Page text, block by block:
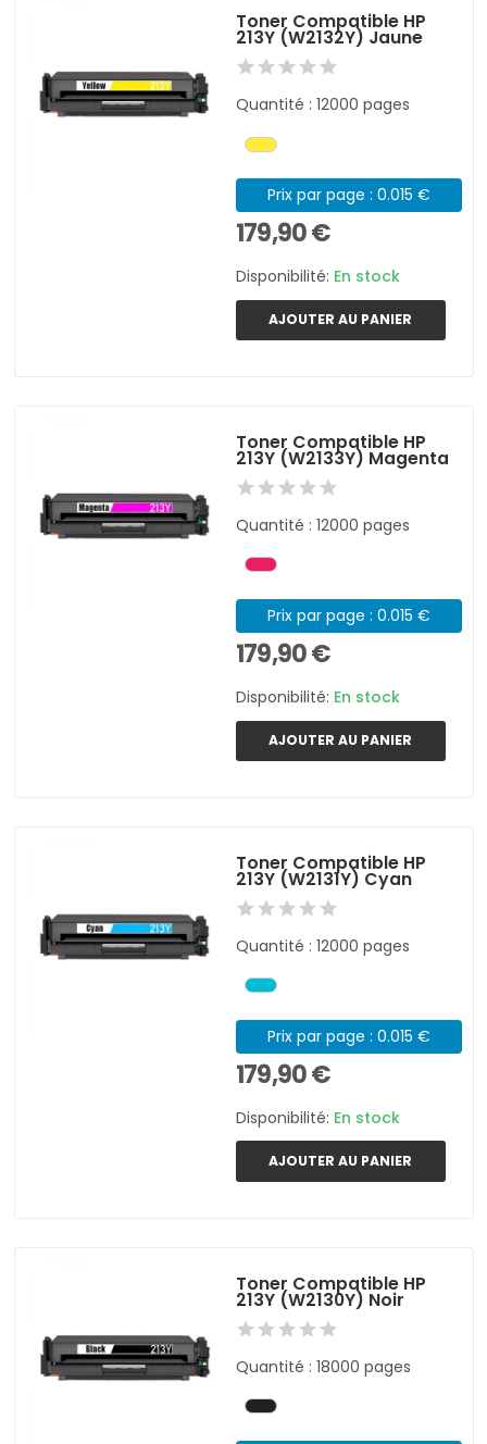
Toner Compatible HP
213Y (W2132Y) Jaune
Quantité : 12000 pages
Prix par page : 0.015 €
179,90 €
Disponibilité: En stock
AJOUTER AU PANIER
Toner Compatible HP
213Y (W2133Y) Magenta
Quantité : 12000 pages
Prix par page : 0.015 €
179,90 €
Disponibilité: En stock
AJOUTER AU PANIER
Toner Compatible HP
213Y (W2131Y) Cyan
Quantité : 12000 pages
Prix par page : 0.015 €
179,90 €
Disponibilité: En stock
AJOUTER AU PANIER
Toner Compatible HP
213Y (W2130Y) Noir
Quantité : 18000 pages